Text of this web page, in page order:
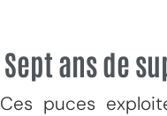
Sept ans de
Ces puces